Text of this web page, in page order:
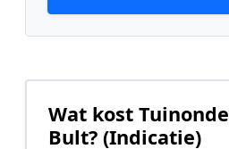
Wat kost
Bult? (Indicatie)